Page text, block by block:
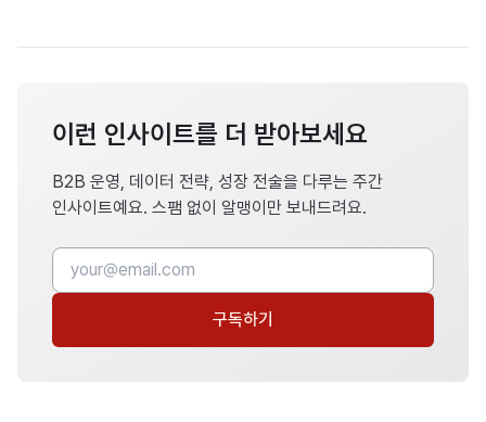
이런 인사이트를 더 받아보세요
B2B 운영, 데이터 전략, 성장 전술을 다루는 주간
인사이트예요. 스팸 없이 알맹이만 보내드려요.
구독하기